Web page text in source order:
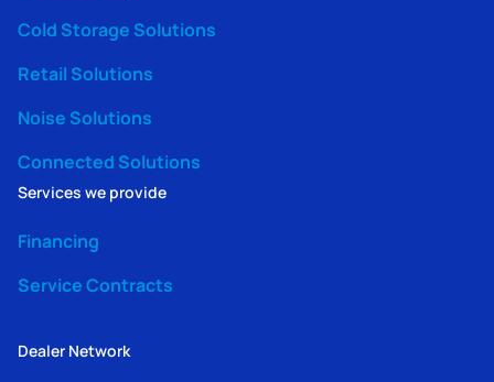
Cold Storage Solutions
Retail Solutions
Noise Solutions
Connected Solutions
Services we provide
Financing
Service Contracts
Dealer Network